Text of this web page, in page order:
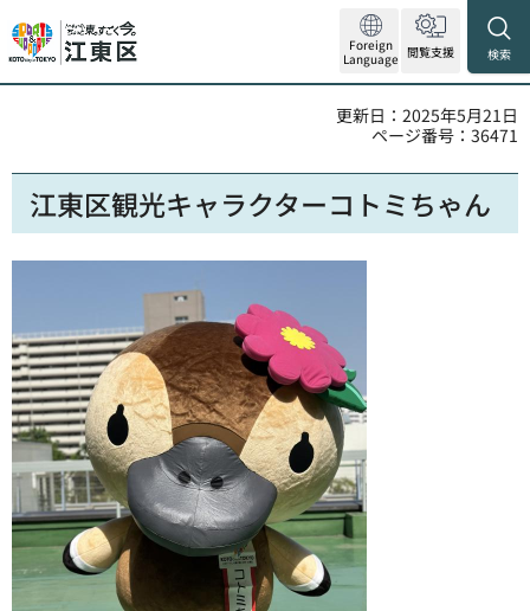
Foreign
Language 閲覧支援 検索
更新日：2025年5月21日
ページ番号：36471
江東区観光キャラクターコトミちゃん